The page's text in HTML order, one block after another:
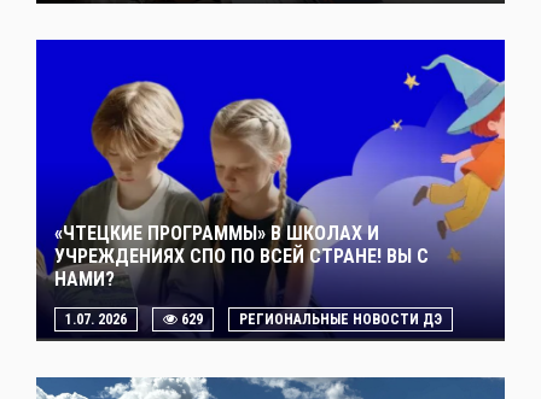
«ЧТЕЦКИЕ ПРОГРАММЫ» В ШКОЛАХ И
УЧРЕЖДЕНИЯХ СПО ПО ВСЕЙ СТРАНЕ! ВЫ С
НАМИ?
1.07. 2026 629 РЕГИОНАЛЬНЫЕ НОВОСТИ ДЭ